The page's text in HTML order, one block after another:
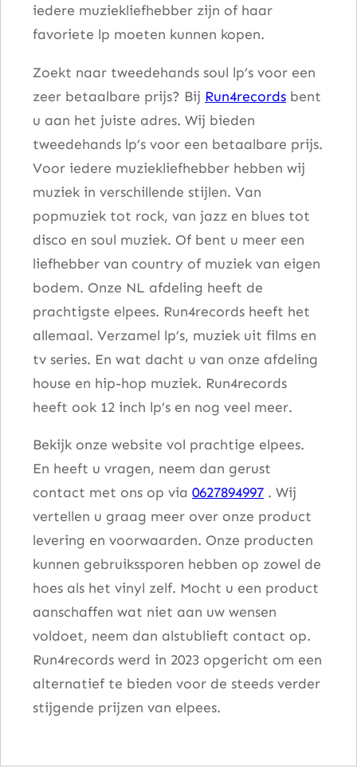
iedere muziekliefhebber zijn of haar
favoriete lp moeten kunnen kopen.
Zoekt naar tweedehands soul lp’s voor een
zeer betaalbare prijs? Bij Run4records bent
u aan het juiste adres. Wij bieden
tweedehands lp’s voor een betaalbare prijs.
Voor iedere muziekliefhebber hebben wij
muziek in verschillende stijlen. Van
popmuziek tot rock, van jazz en blues tot
disco en soul muziek. Of bent u meer een
liefhebber van country of muziek van eigen
bodem. Onze NL afdeling heeft de
prachtigste elpees. Run4records heeft het
allemaal. Verzamel lp’s, muziek uit films en
tv series. En wat dacht u van onze afdeling
house en hip-hop muziek. Run4records
heeft ook 12 inch lp’s en nog veel meer.
Bekijk onze website vol prachtige elpees.
En heeft u vragen, neem dan gerust
contact met ons op via 0627894997 . Wij
vertellen u graag meer over onze product
levering en voorwaarden. Onze producten
kunnen gebruikssporen hebben op zowel de
hoes als het vinyl zelf. Mocht u een product
aanschaffen wat niet aan uw wensen
voldoet, neem dan alstublieft contact op.
Run4records werd in 2023 opgericht om een
alternatief te bieden voor de steeds verder
stijgende prijzen van elpees.